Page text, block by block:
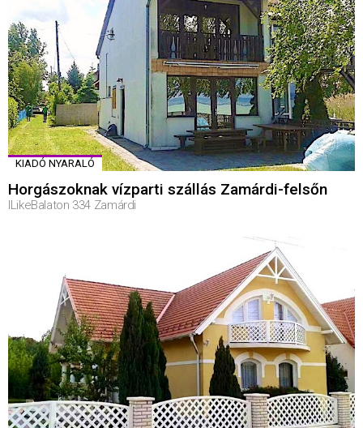
KIADÓ NYARALÓ
Horgászoknak vízparti szállás Zamárdi-felsőn
ILikeBalaton 334 Zamárdi